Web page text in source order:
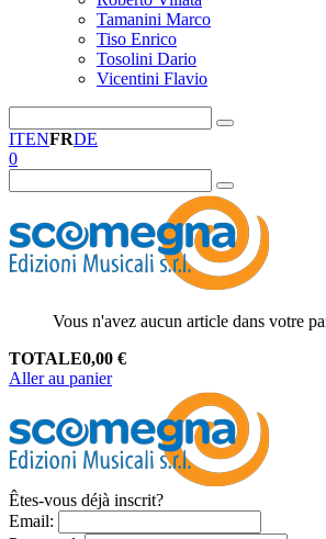
Tamanini Marco
Tiso Enrico
Tosolini Dario
Vicentini Flavio
ITENFRDE
0
Vous n'avez aucun article dans votre
TOTALE0,00 €
Aller au panier
Êtes-vous déjà inscrit?
Email: